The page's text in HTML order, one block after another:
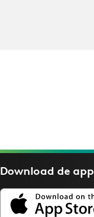
Download deapp